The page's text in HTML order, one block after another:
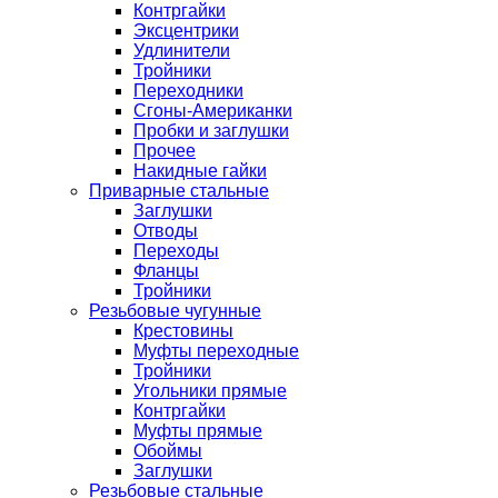
Контргайки
Эксцентрики
Удлинители
Тройники
Переходники
Сгоны-Американки
Пробки и заглушки
Прочее
Накидные гайки
Приварные стальные
Заглушки
Отводы
Переходы
Фланцы
Тройники
Резьбовые чугунные
Крестовины
Муфты переходные
Тройники
Угольники прямые
Контргайки
Муфты прямые
Обоймы
Заглушки
Резьбовые стальные